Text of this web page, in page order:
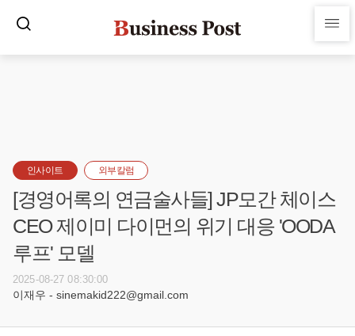
인사이트 외부칼럼
[경영어록의 연금술사들] JP모간 체이스
CEO 제이미 다이먼의 위기 대응 'OODA
루프' 모델
2025-08-27 08:30:00
이재우 - sinemakid222@gmail.com